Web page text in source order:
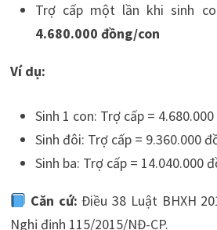
Trợ cấp một lần khi sinh
4.680.000 đồng/con
Ví dụ:
Sinh 1 con: Trợ cấp =
Sinh đôi: Trợ cấp = 9.360.000
Sinh ba: Trợ cấp = 14.040.000
Căn cứ: Điều 38 Luật BHXH
Nghị định 115/2015/NĐ-CP.